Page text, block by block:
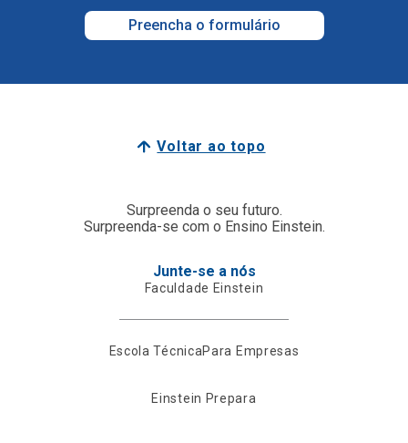
Preencha o formulário
Voltar ao topo
Surpreenda o seu futuro.
Surpreenda-se com o Ensino Einstein.
Junte-se a nós
Faculdade Einstein
Escola TécnicaPara Empresas
Einstein Prepara